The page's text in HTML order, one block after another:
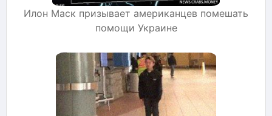
Илон Маск призывает американцев помешать
помощи Украине